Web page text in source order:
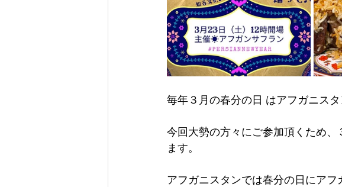
毎年３月の春分の日 はアフガニス
今回大勢の方々にご参加頂くため
ます。
アフガニスタンでは春分の日にア